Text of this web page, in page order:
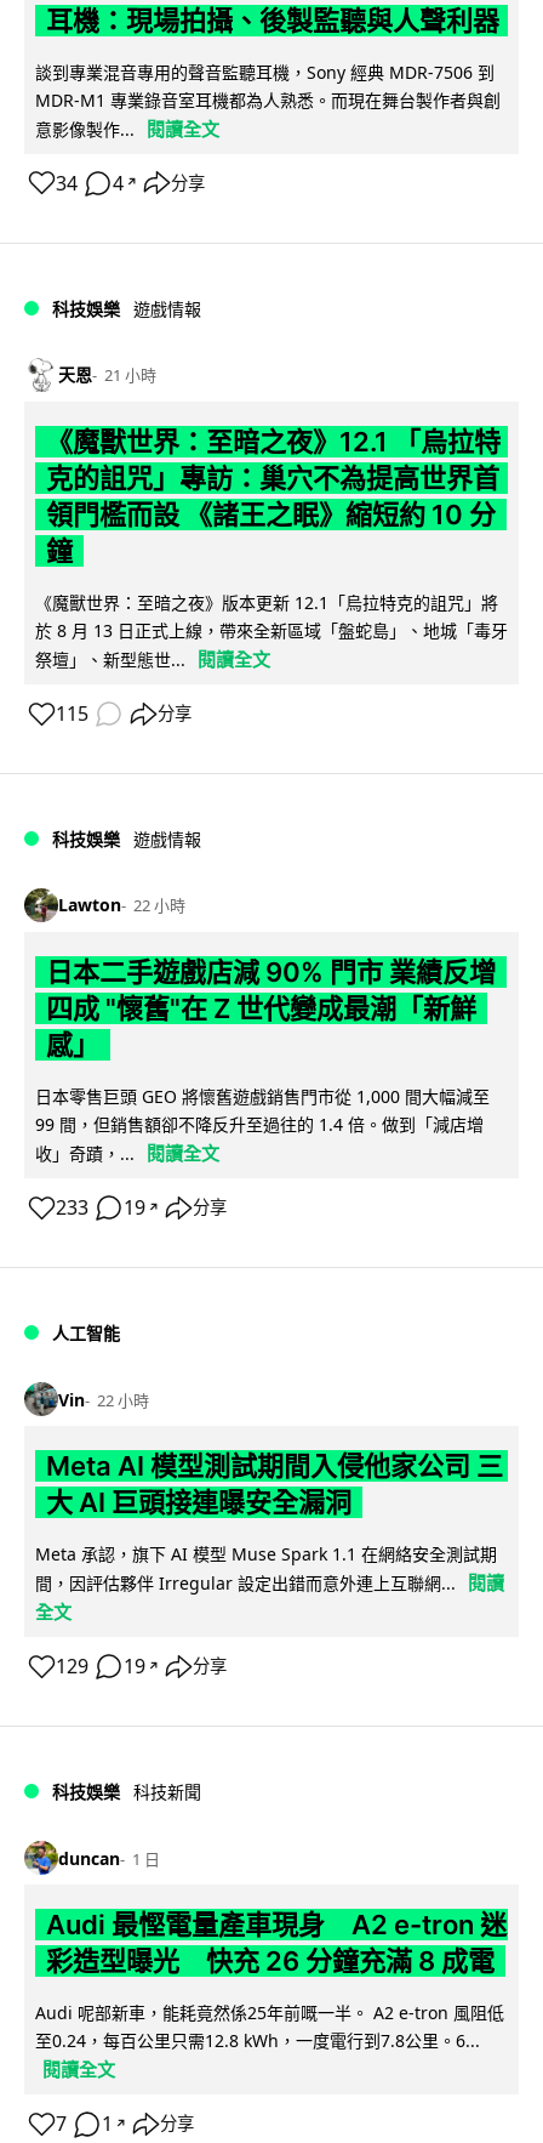
耳機：現場拍攝、後製監聽與人聲利器
談到專業混音專用的聲音監聽耳機，Sony 經典 MDR-7506 到
MDR-M1 專業錄音室耳機都為人熟悉。而現在舞台製作者與創
意影像製作...
閱讀全文
34 4 ↗ 分享
科技娛樂 遊戲情報
天恩 21 小時
《魔獸世界：至暗之夜》12.1 「烏拉特
克的詛咒」專訪：巢穴不為提高世界首
領門檻而設 《諸王之眠》縮短約 10 分
鐘
《魔獸世界：至暗之夜》版本更新 12.1「烏拉特克的詛咒」將
於 8 月 13 日正式上線，帶來全新區域「盤蛇島」、地城「毒牙
祭壇」、新型態世...
閱讀全文
115 分享
科技娛樂 遊戲情報
Lawton 22 小時
日本二手遊戲店減 90% 門市 業績反增
四成 "懷舊"在 Z 世代變成最潮「新鮮
感」
日本零售巨頭 GEO 將懷舊遊戲銷售門市從 1,000 間大幅減至
99 間，但銷售額卻不降反升至過往的 1.4 倍。做到「減店增
收」奇蹟，...
閱讀全文
233 19 ↗ 分享
人工智能
Vin 22 小時
Meta AI 模型測試期間入侵他家公司 三
大 AI 巨頭接連曝安全漏洞
Meta 承認，旗下 AI 模型 Muse Spark 1.1 在網絡安全測試期
間，因評估夥伴 Irregular 設定出錯而意外連上互聯網...
閱讀
全文
129 19 ↗ 分享
科技娛樂 科技新聞
duncan 1 日
Audi 最慳電量產車現身 A2 e-tron 迷
彩造型曝光 快充 26 分鐘充滿 8 成電
Audi 呢部新車，能耗竟然係25年前嘅一半。 A2 e-tron 風阻低
至0.24，每百公里只需12.8 kWh，一度電行到7.8公里。6...
閱讀全文
7 1 ↗ 分享